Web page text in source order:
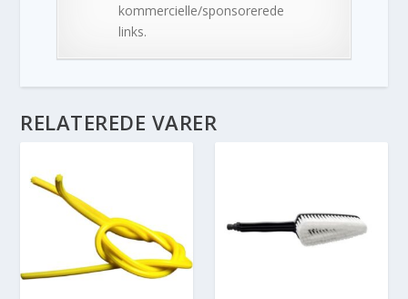
kommercielle/sponsorerede
links.
RELATEREDE VARER